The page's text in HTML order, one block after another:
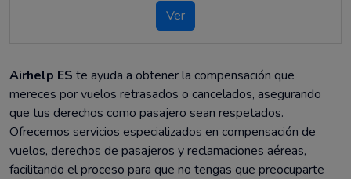
Ver
Airhelp ES te ayuda a obtener la compensación que
mereces por vuelos retrasados o cancelados, asegurando
que tus derechos como pasajero sean respetados.
Ofrecemos servicios especializados en compensación de
vuelos, derechos de pasajeros y reclamaciones aéreas,
facilitando el proceso para que no tengas que preocuparte